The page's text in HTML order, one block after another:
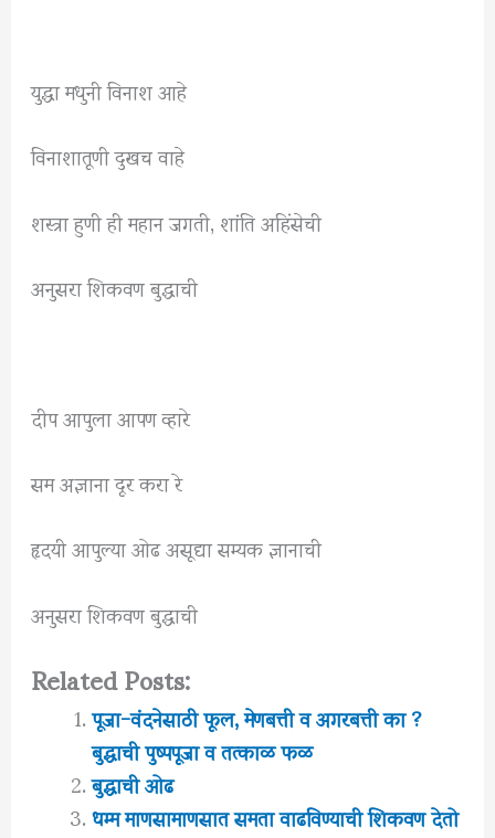
युद्धा मधुनी विनाश आहे
विनाशातूणी दुखच वाहे
शस्त्रा हुणी ही महान जगती, शांति अहिंसेची
अनुसरा शिकवण बुद्धाची
दीप आपुला आपण व्हारे
सम अज्ञाना दूर करा रे
हृदयी आपुल्या ओढ असूद्या सम्यक ज्ञानाची
अनुसरा शिकवण बुद्धाची
Related Posts:
पूजा-वंदनेसाठी फूल, मेणबत्ती व अगरबत्ती का ?
बुद्धाची पुष्पपूजा व तत्काळ फळ
बुद्धाची ओढ
धम्म माणसामाणसात समता वाढविण्याची शिकवण देतो